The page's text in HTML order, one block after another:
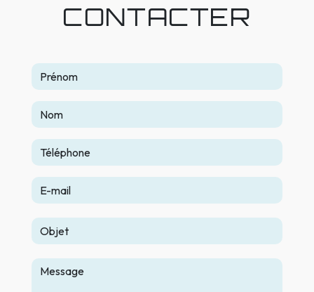
CONTACTER